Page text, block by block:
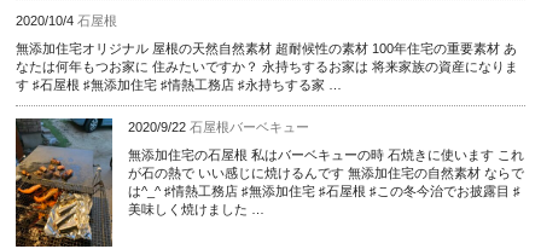
2020/10/4 石屋根
無添加住宅オリジナル 屋根の天然自然素材 超耐候性の素材 100年住宅の重要素材 あ
なたは何年もつお家に 住みたいですか？ 永持ちするお家は 将来家族の資産になりま
す ♯石屋根 ♯無添加住宅 ♯情熱工務店 ♯永持ちする家 …
2020/9/22 石屋根バーベキュー
無添加住宅の石屋根 私はバーベキューの時 石焼きに使います これ
が石の熱で いい感じに焼けるんです 無添加住宅の自然素材 ならで
は^_^ ♯情熱工務店 ♯無添加住宅 ♯石屋根 ♯この冬今治でお披露目 ♯
美味しく焼けました …